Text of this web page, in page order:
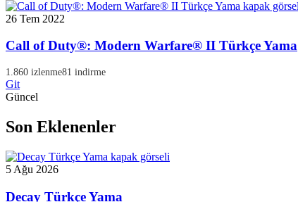
26 Tem 2022
Call of Duty®: Modern Warfare® II Türkçe Yama
1.860 izlenme81 indirme
Git
Güncel
Son Eklenenler
5 Ağu 2026
Decay Türkçe Yama